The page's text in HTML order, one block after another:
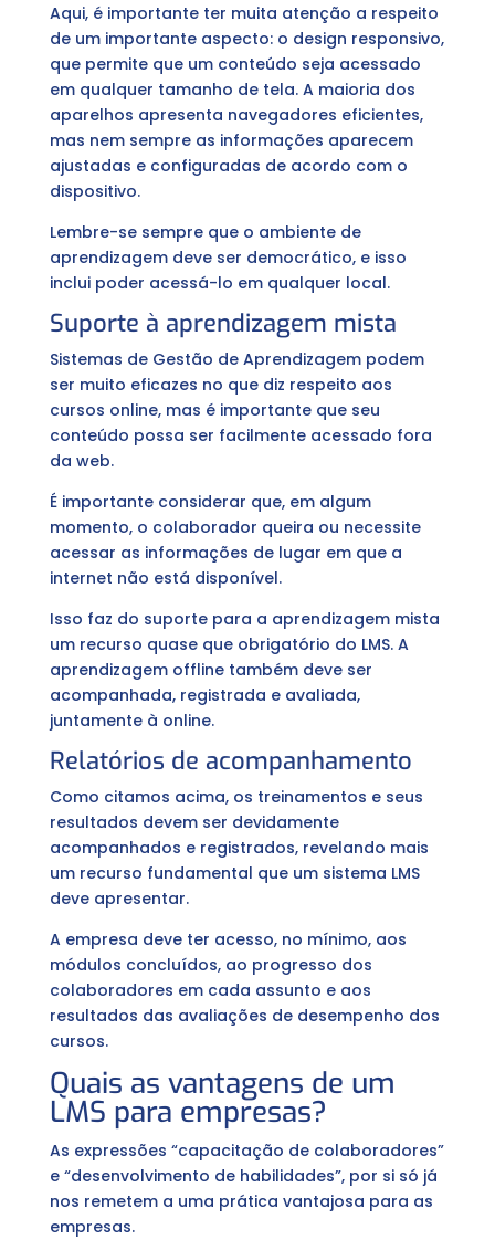
Aqui, é importante ter muita atenção a respeito
de um importante aspecto: o design responsivo,
que permite que um conteúdo seja acessado
em qualquer tamanho de tela. A maioria dos
aparelhos apresenta navegadores eficientes,
mas nem sempre as informações aparecem
ajustadas e configuradas de acordo com o
dispositivo.
Lembre-se sempre que o ambiente de
aprendizagem deve ser democrático, e isso
inclui poder acessá-lo em qualquer local.
Suporte à aprendizagem mista
Sistemas de Gestão de Aprendizagem podem
ser muito eficazes no que diz respeito aos
cursos online, mas é importante que seu
conteúdo possa ser facilmente acessado fora
da web.
É importante considerar que, em algum
momento, o colaborador queira ou necessite
acessar as informações de lugar em que a
internet não está disponível.
Isso faz do suporte para a aprendizagem mista
um recurso quase que obrigatório do LMS. A
aprendizagem offline também deve ser
acompanhada, registrada e avaliada,
juntamente à online.
Relatórios de acompanhamento
Como citamos acima, os treinamentos e seus
resultados devem ser devidamente
acompanhados e registrados, revelando mais
um recurso fundamental que um sistema LMS
deve apresentar.
A empresa deve ter acesso, no mínimo, aos
módulos concluídos, ao progresso dos
colaboradores em cada assunto e aos
resultados das avaliações de desempenho dos
cursos.
Quais as vantagens de um
LMS para empresas?
As expressões “capacitação de colaboradores”
e “desenvolvimento de habilidades”, por si só já
nos remetem a uma prática vantajosa para as
empresas.